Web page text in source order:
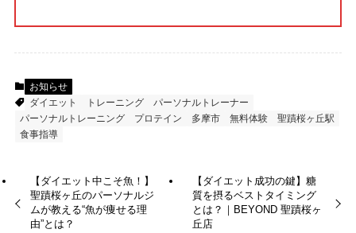
お知らせ
ダイエット
トレーニング
パーソナルトレーナー
パーソナルトレーニング
プロテイン 多摩市 無料体験
聖蹟桜ヶ丘駅
食事指導
【ダイエット中こそ魚！】
聖蹟桜ヶ丘のパーソナルジ
ムが教える“魚が痩せる理
由”とは？
【ダイエット成功の鍵】糖
質を摂るベストタイミング
とは？｜BEYOND 聖蹟桜ヶ
丘店